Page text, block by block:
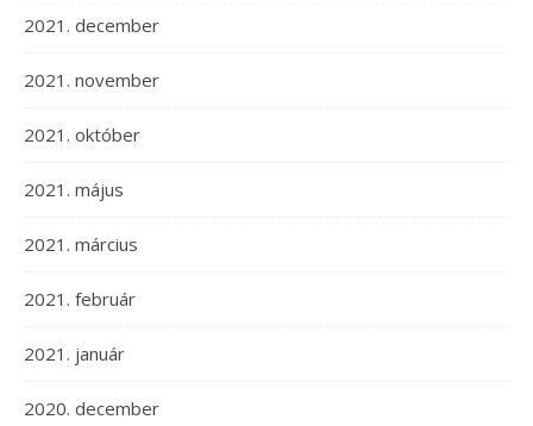
2021. december
2021. november
2021. október
2021. május
2021. március
2021. február
2021. január
2020. december